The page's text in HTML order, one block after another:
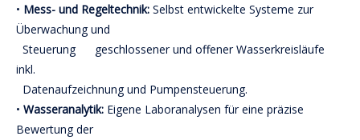
• Mess- und Regeltechnik: Selbst entwickelte Systeme zur
Überwachung und
Steuerung geschlossener und offener Wasserkreisläufe
inkl.
Datenaufzeichnung und Pumpensteuerung.
• Wasseranalytik: Eigene Laboranalysen für eine präzise
Bewertung der